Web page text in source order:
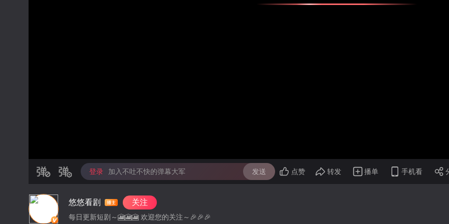
登录 加入不吐不快的弹幕大军 发送 点赞 转发 播单 手机看
悠悠看剧 关注
每日更新短剧～🎦🎦🎦 欢迎您的关注～🎉🎉🎉